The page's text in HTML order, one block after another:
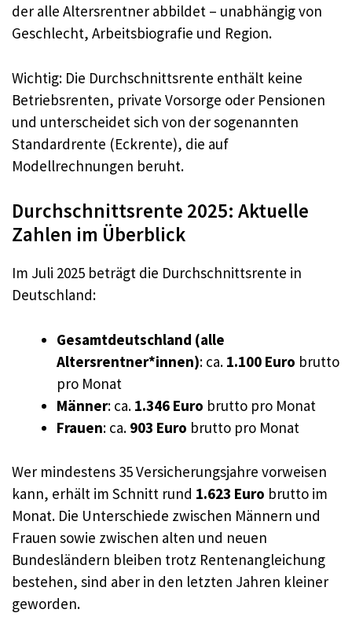
der alle Altersrentner abbildet – unabhängig von
Geschlecht, Arbeitsbiografie und Region.
Wichtig: Die Durchschnittsrente enthält keine
Betriebsrenten, private Vorsorge oder Pensionen
und unterscheidet sich von der sogenannten
Standardrente (Eckrente), die auf
Modellrechnungen beruht.
Durchschnittsrente 2025: Aktuelle
Zahlen im Überblick
Im Juli 2025 beträgt die Durchschnittsrente in
Deutschland:
Gesamtdeutschland (alle
Altersrentner*innen): ca. 1.100 Euro brutto
pro Monat
Männer: ca. 1.346 Euro brutto pro Monat
Frauen: ca. 903 Euro brutto pro Monat
Wer mindestens 35 Versicherungsjahre vorweisen
kann, erhält im Schnitt rund 1.623 Euro brutto im
Monat. Die Unterschiede zwischen Männern und
Frauen sowie zwischen alten und neuen
Bundesländern bleiben trotz Rentenangleichung
bestehen, sind aber in den letzten Jahren kleiner
geworden.